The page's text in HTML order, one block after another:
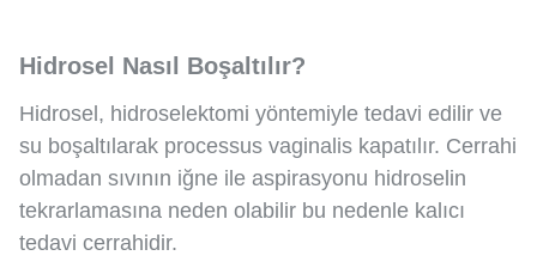
Hidrosel Nasıl Boşaltılır?
Hidrosel, hidroselektomi yöntemiyle tedavi edilir ve
su boşaltılarak processus vaginalis kapatılır. Cerrahi
olmadan sıvının iğne ile aspirasyonu hidroselin
tekrarlamasına neden olabilir bu nedenle kalıcı
tedavi cerrahidir.